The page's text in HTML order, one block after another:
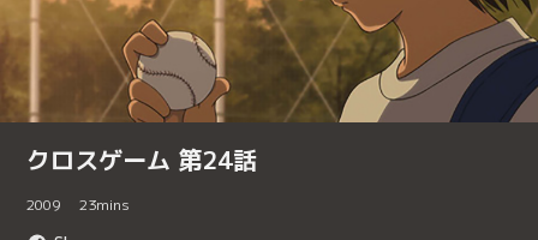
クロスゲーム 第24話
2009 23mins